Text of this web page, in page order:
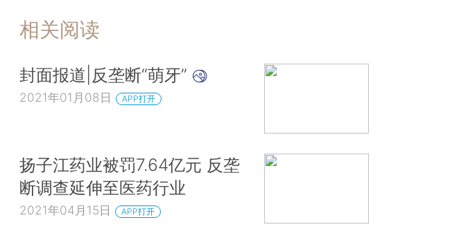
相关阅读
封面报道|反垄断“萌牙”
2021年01月08日 APP打开
扬子江药业被罚7.64亿元 反垄
断调查延伸至医药行业
2021年04月15日 APP打开